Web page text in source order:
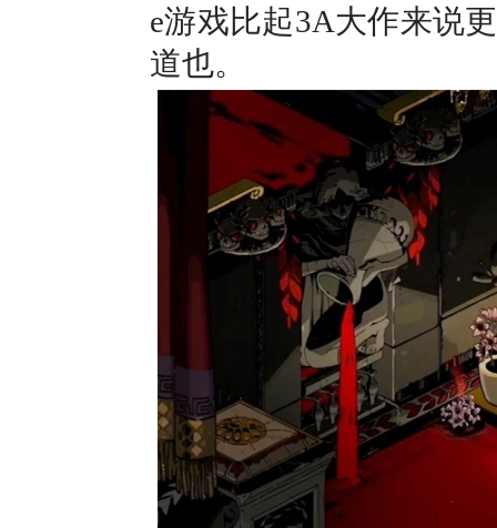
e游戏比起3A大作来说
道也。